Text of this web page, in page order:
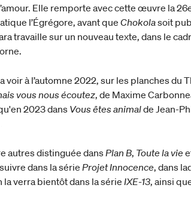
Elle remporte avec cette œuvre la
l’Égrégore, avant queChokolasoit
travaille sur un nouveau texte, dans le
voir à l’automne 2022, sur les planches du
vous nous écoutez, de Maxime
2023 dansVous êtes animalde Jean-
autres distinguée dansPlan B, Toute la vie
dans la sérieProjet Innocence, dans
la verra bientôt dans la sérieIXE-13, ainsi